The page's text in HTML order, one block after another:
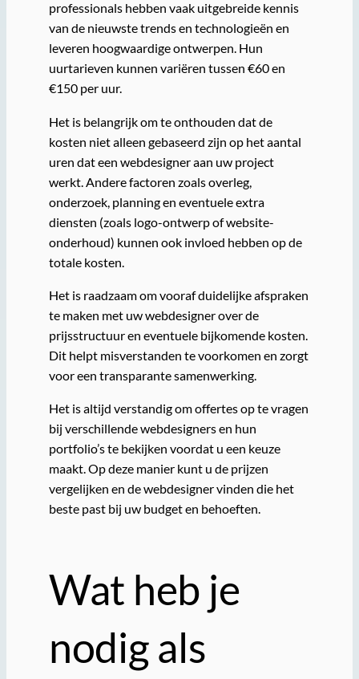
professionals hebben vaak uitgebreide kennis
van de nieuwste trends en technologieën en
leveren hoogwaardige ontwerpen. Hun
uurtarieven kunnen variëren tussen €60 en
€150 per uur.
Het is belangrijk om te onthouden dat de
kosten niet alleen gebaseerd zijn op het aantal
uren dat een webdesigner aan uw project
werkt. Andere factoren zoals overleg,
onderzoek, planning en eventuele extra
diensten (zoals logo-ontwerp of website-
onderhoud) kunnen ook invloed hebben op de
totale kosten.
Het is raadzaam om vooraf duidelijke afspraken
te maken met uw webdesigner over de
prijsstructuur en eventuele bijkomende kosten.
Dit helpt misverstanden te voorkomen en zorgt
voor een transparante samenwerking.
Het is altijd verstandig om offertes op te vragen
bij verschillende webdesigners en hun
portfolio’s te bekijken voordat u een keuze
maakt. Op deze manier kunt u de prijzen
vergelijken en de webdesigner vinden die het
beste past bij uw budget en behoeften.
Wat heb je
nodig als